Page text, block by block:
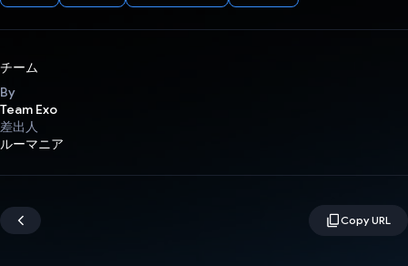
チーム
By
Team Exo
差出人
ルーマニア